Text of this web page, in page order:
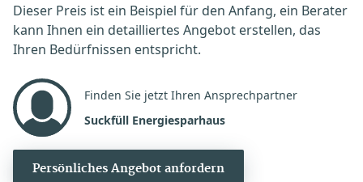
Dieser Preis ist ein Beispiel für den Anfang, ein Berater
kann Ihnen ein detailliertes Angebot erstellen, das
Ihren Bedürfnissen entspricht.
Finden Sie jetzt Ihren Ansprechpartner
Suckfüll Energiesparhaus
Persönliches Angebot anfordern